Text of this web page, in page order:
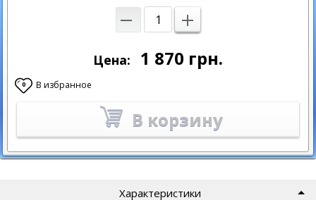
Цена: 1 870 грн.
0 В избранное
В корзину
Характеристики